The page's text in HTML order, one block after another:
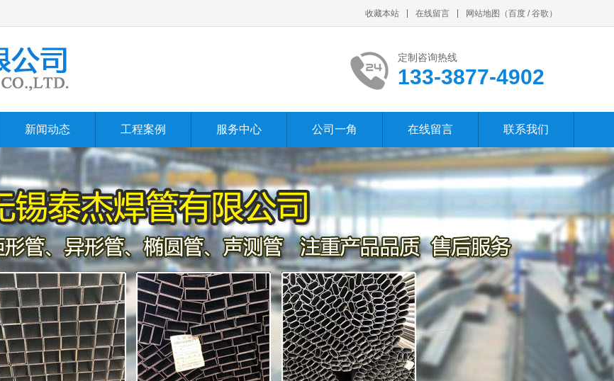
收藏本站 在线留言 网站地图 （百度 /谷歌 ）
定制咨询热线
133-3877-4902
新闻动态 工程案例 服务中心 公司一角 在线留言 联系我们